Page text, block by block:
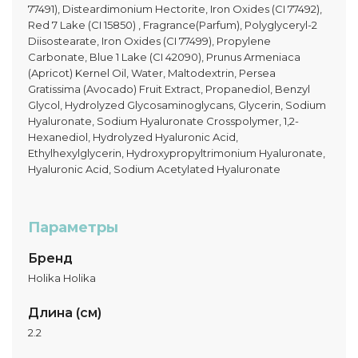
77491), Disteardimonium Hectorite, Iron Oxides (CI 77492),
Red 7 Lake (CI 15850) , Fragrance(Parfum), Polyglyceryl-2
Diisostearate, Iron Oxides (CI 77499), Propylene
Carbonate, Blue 1 Lake (CI 42090), Prunus Armeniaca
(Apricot) Kernel Oil, Water, Maltodextrin, Persea
Gratissima (Avocado) Fruit Extract, Propanediol, Benzyl
Glycol, Hydrolyzed Glycosaminoglycans, Glycerin, Sodium
Hyaluronate, Sodium Hyaluronate Crosspolymer, 1,2-
Hexanediol, Hydrolyzed Hyaluronic Acid,
Ethylhexylglycerin, Hydroxypropyltrimonium Hyaluronate,
Hyaluronic Acid, Sodium Acetylated Hyaluronate
Параметры
Бренд
Holika Holika
Длина (см)
2.2